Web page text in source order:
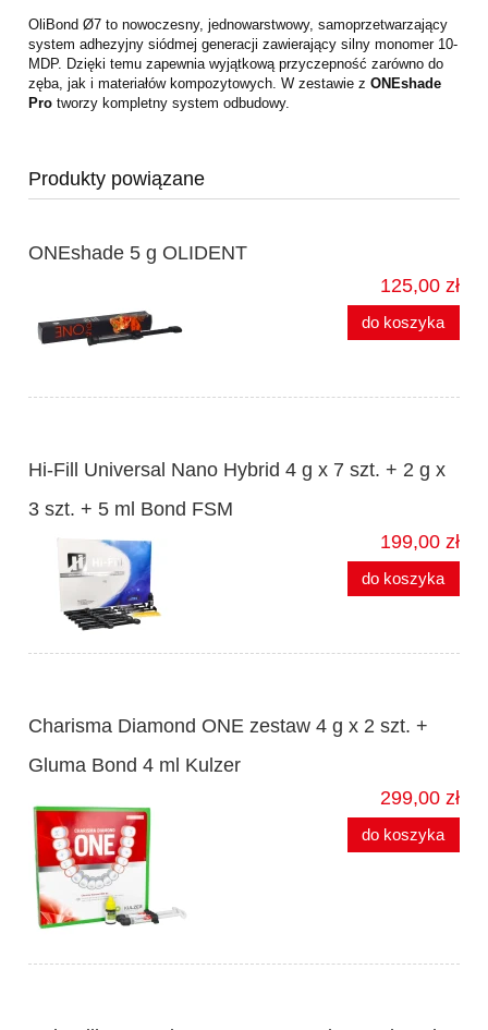
OliBond Ø7 to nowoczesny, jednowarstwowy, samoprzetwarzający
system adhezyjny siódmej generacji zawierający silny monomer 10-
MDP. Dzięki temu zapewnia wyjątkową przyczepność zarówno do
zęba, jak i materiałów kompozytowych. W zestawie z ONEshade
Pro tworzy kompletny system odbudowy.
Produkty powiązane
ONEshade 5 g OLIDENT
125,00 zł
do koszyka
Hi-Fill Universal Nano Hybrid 4 g x 7 szt. + 2 g x
3 szt. + 5 ml Bond FSM
199,00 zł
do koszyka
Charisma Diamond ONE zestaw 4 g x 2 szt. +
Gluma Bond 4 ml Kulzer
299,00 zł
do koszyka